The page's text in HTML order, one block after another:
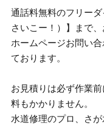
通話料無料のフリーダ
さいこー！）】まで
ホームページお問い
ております。
お見積りは必ず作業
料もかかりません。
水道修理のプロ、さが